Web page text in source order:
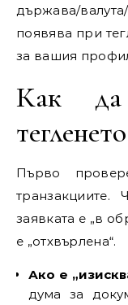
държава/
появява при
за вашия
Как да
Първо
транзакциите.
заявката е „в
е „отхвърлена“.
Ако е
дума за